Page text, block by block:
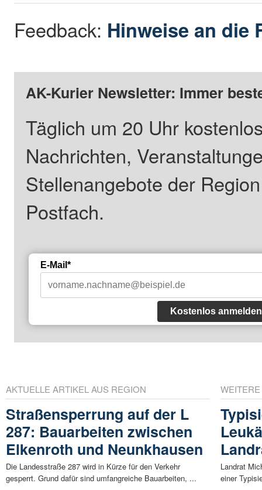
Feedback: Hinweise an die
AK-Kurier Newsletter: Immer
Täglich um 20 Uhr
Nachrichten,
Stellenangebote der
Postfach.
E-Mail*
Kostenlos anmelden
AKTUELLE ARTIKEL AUS REGION
Straßensperrung auf der L
287: Bauarbeiten zwischen
Elkenroth und Neunkhausen
Die Landesstraße 287 wird in Kürze für den Verkehr
gesperrt. Grund dafür sind umfangreiche Bauarbeiten, ...
Landrat
einer